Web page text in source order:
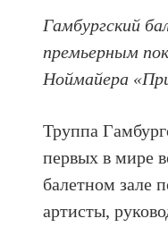
Гамбургский
премьерным
Ноймайера
Труппа
первых в мире
балетном зале
артисты,